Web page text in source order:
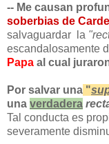
-- Me causan
soberbias de
salvaguardar la
escandalosamente
Papa al cual
Por salvar una "
una verdadera
Tal conducta es
severamente